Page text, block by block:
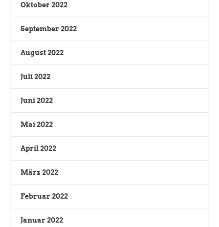
Oktober 2022
September 2022
August 2022
Juli 2022
Juni 2022
Mai 2022
April 2022
März 2022
Februar 2022
Januar 2022